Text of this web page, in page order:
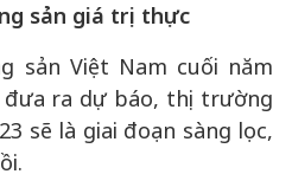
sản giá trị thực
sản Việt Nam cuối năm
đưa ra dự báo, thị trường
sẽ là giai đoạn sàng lọc,